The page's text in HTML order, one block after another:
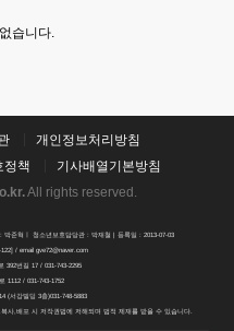
습니다.
개인정보처리방침
정책
기사배열기본방침
.All rights reserved.
준혁ㅣ 청소년보호담당관 : 박재철 | 등록일 : 2013-07-03
/ email gve72@naver.com
392번길 17 / 031-743-2295
1112 / 031-743-1752
(서강빌딩 3층)031-748-5883
사,배포 시 저작권법에 저해되며 법적 제재를 받을 수 있습니다.